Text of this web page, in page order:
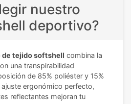
nuestro
deportivo?
tejido softshell combina la
una transpirabilidad
de 85% poliéster y 15%
ergonómico perfecto,
reflectantes mejoran tu